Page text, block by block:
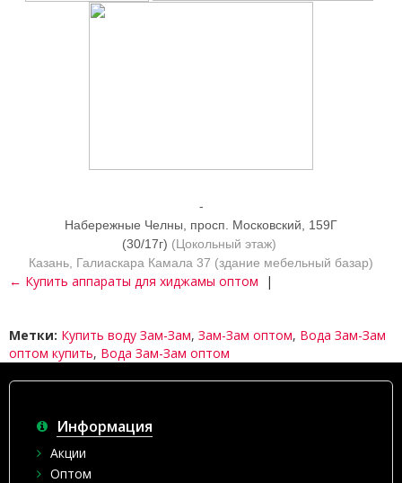
-
Набережные Челны, просп. Московский, 159Г
(30/17г) (Цокольный этаж)
Казань, Галиаскара Камала 37 (здание мебельный базар)
← Купить аппараты для хиджамы оптом |
Метки: Купить воду Зам-Зам, Зам-Зам оптом, Вода Зам-Зам
оптом купить, Вода Зам-Зам оптом
Информация
Акции
Оптом